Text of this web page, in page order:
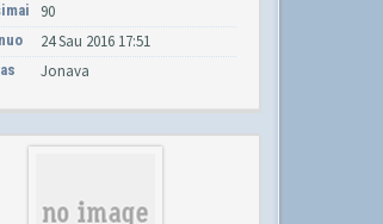
90
24 Sau 2016 17:51
Jonava